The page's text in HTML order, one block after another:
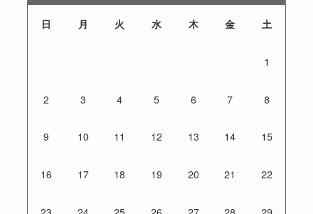
日 月 火 水 木 金 土
1
2 3 4 5 6 7 8
9 10 11 12 13 14 15
16 17 18 19 20 21 22